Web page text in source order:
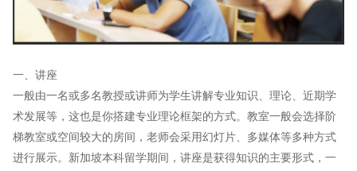
一、讲座
一般由一名或多名教授或讲师为学生讲解专业知识、理论、近期学
术发展等，这也是你搭建专业理论框架的方式。教室一般会选择阶
梯教室或空间较大的房间，老师会采用幻灯片、多媒体等多种方式
进行展示。新加坡本科留学期间，讲座是获得知识的主要形式，一